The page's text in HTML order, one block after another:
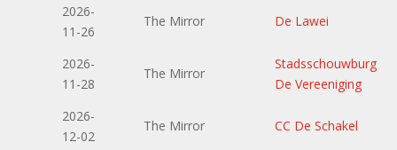
2026-
11-26
The Mirror De Lawei
2026-
11-28
The Mirror
Stadsschouwburg
De Vereeniging
2026-
12-02
The Mirror CC De Schakel